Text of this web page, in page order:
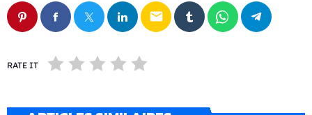
email
RATE IT